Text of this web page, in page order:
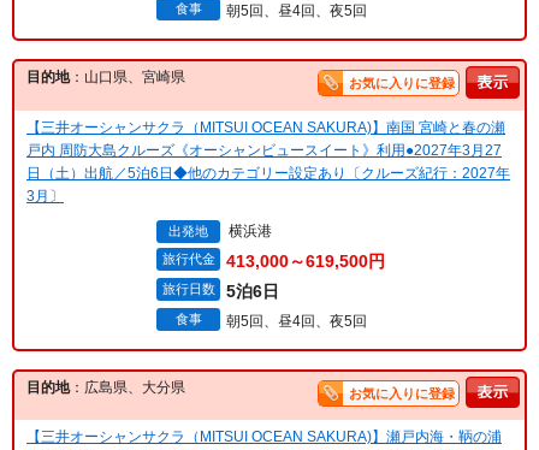
食事 朝5回、昼4回、夜5回
目的地：山口県、宮崎県 お気に入りに登録
【三井オーシャンサクラ（MITSUI OCEAN SAKURA)】南国 宮崎と春の瀬
戸内 周防大島クルーズ《オーシャンビュースイート》利用●2027年3月27
日（土）出航／5泊6日◆他のカテゴリー設定あり〔クルーズ紀行：2027年
3月〕
出発地 横浜港
旅行代金 413,000～619,500円
旅行日数 5泊6日
食事 朝5回、昼4回、夜5回
目的地：広島県、大分県 お気に入りに登録
【三井オーシャンサクラ（MITSUI OCEAN SAKURA)】瀬戸内海・鞆の浦